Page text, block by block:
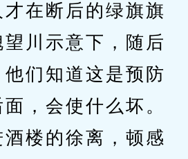
在断后的绿旗旗
川示意下，随后
们知道这是预防
，会使什么坏。
楼的徐离，顿感